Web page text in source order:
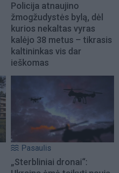
Policija atnaujino
žmogžudystės bylą, dėl
kurios nekaltas vyras
kalėjo 38 metus – tikrasis
kaltininkas vis dar
ieškomas
Pasaulis
„Sterbliniai dronai“: